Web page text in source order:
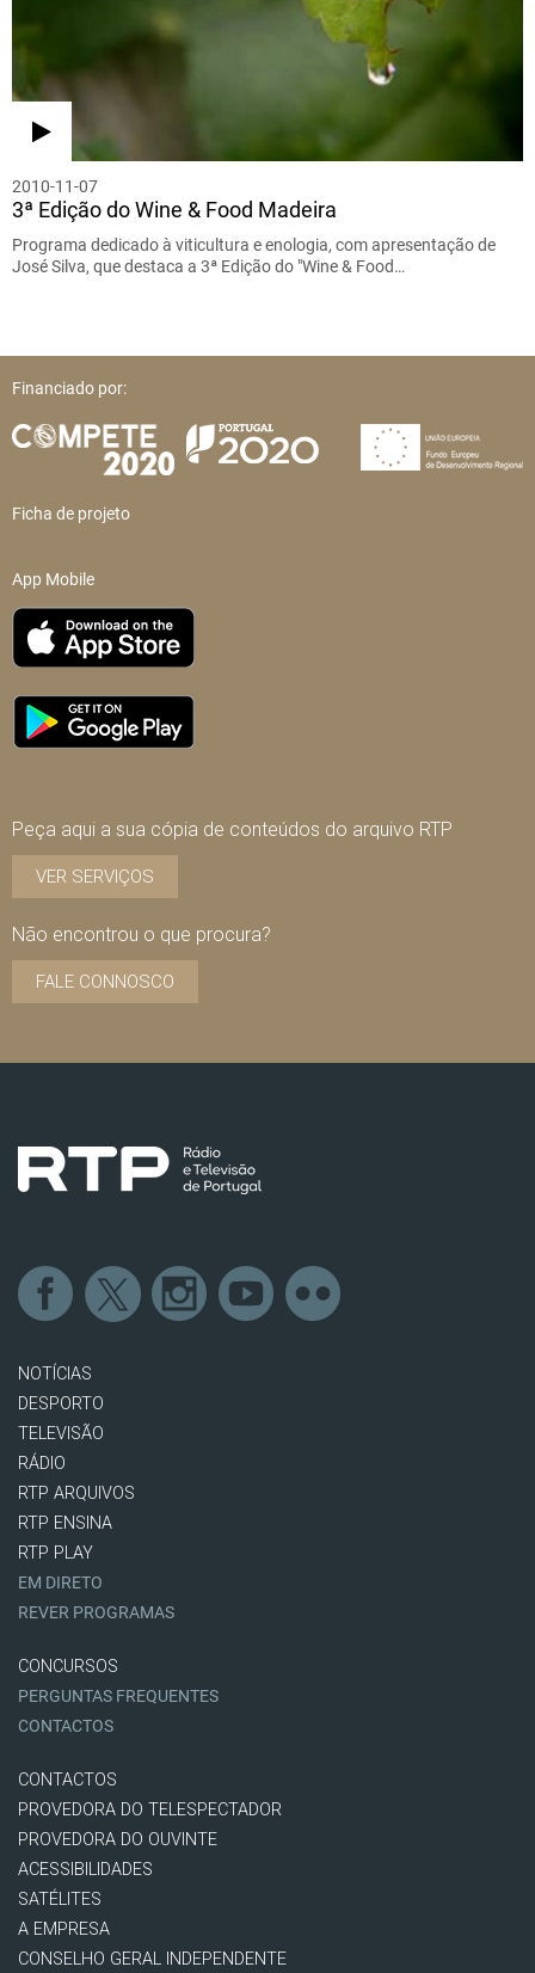
2010-11-07
3ª Edição do Wine & Food Madeira
Programa dedicado à viticultura e enologia, com apresentação de
José Silva, que destaca a 3ª Edição do "Wine & Food…
Financiado por:
Ficha de projeto
App Mobile
Peça aqui a sua cópia de conteúdos do arquivo RTP
VER SERVIÇOS
Não encontrou o que procura?
FALE CONNOSCO
NOTÍCIAS
DESPORTO
TELEVISÃO
RÁDIO
RTP ARQUIVOS
RTP ENSINA
RTP PLAY
EM DIRETO
REVER PROGRAMAS
CONCURSOS
PERGUNTAS FREQUENTES
CONTACTOS
CONTACTOS
PROVEDORA DO TELESPECTADOR
PROVEDORA DO OUVINTE
ACESSIBILIDADES
SATÉLITES
A EMPRESA
CONSELHO GERAL INDEPENDENTE